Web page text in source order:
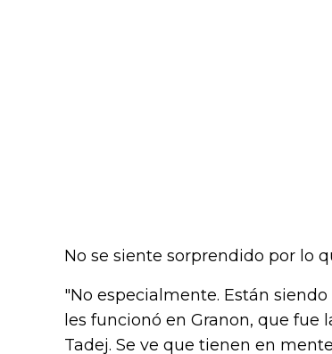
No se siente sorprendido por lo
"No especialmente. Están
les funcionó en Granon, que
Tadej. Se ve que tienen en